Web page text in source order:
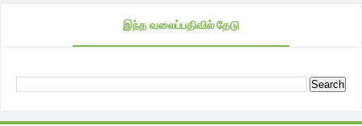
இந்த வலைப்பதிவில் தேடு